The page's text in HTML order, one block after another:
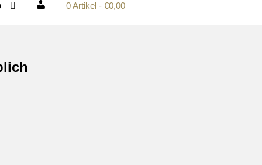
Mein Konto0 Artikel €0,00